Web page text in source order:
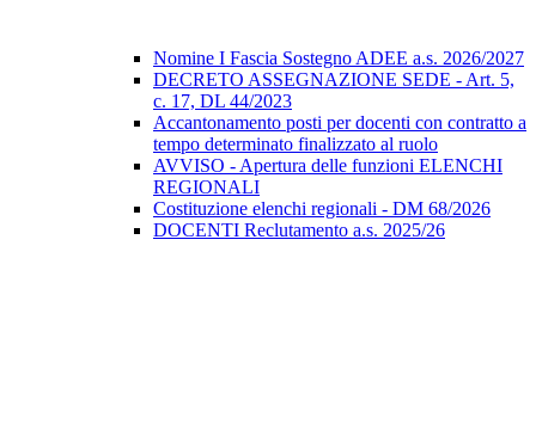
Nomine I Fascia Sostegno ADEE a.s. 2026/2027
DECRETO ASSEGNAZIONE SEDE - Art. 5,
c. 17, DL 44/2023
Accantonamento posti per docenti con contratto a
tempo determinato finalizzato al ruolo
AVVISO - Apertura delle funzioni ELENCHI
REGIONALI
Costituzione elenchi regionali - DM 68/2026
DOCENTI Reclutamento a.s. 2025/26